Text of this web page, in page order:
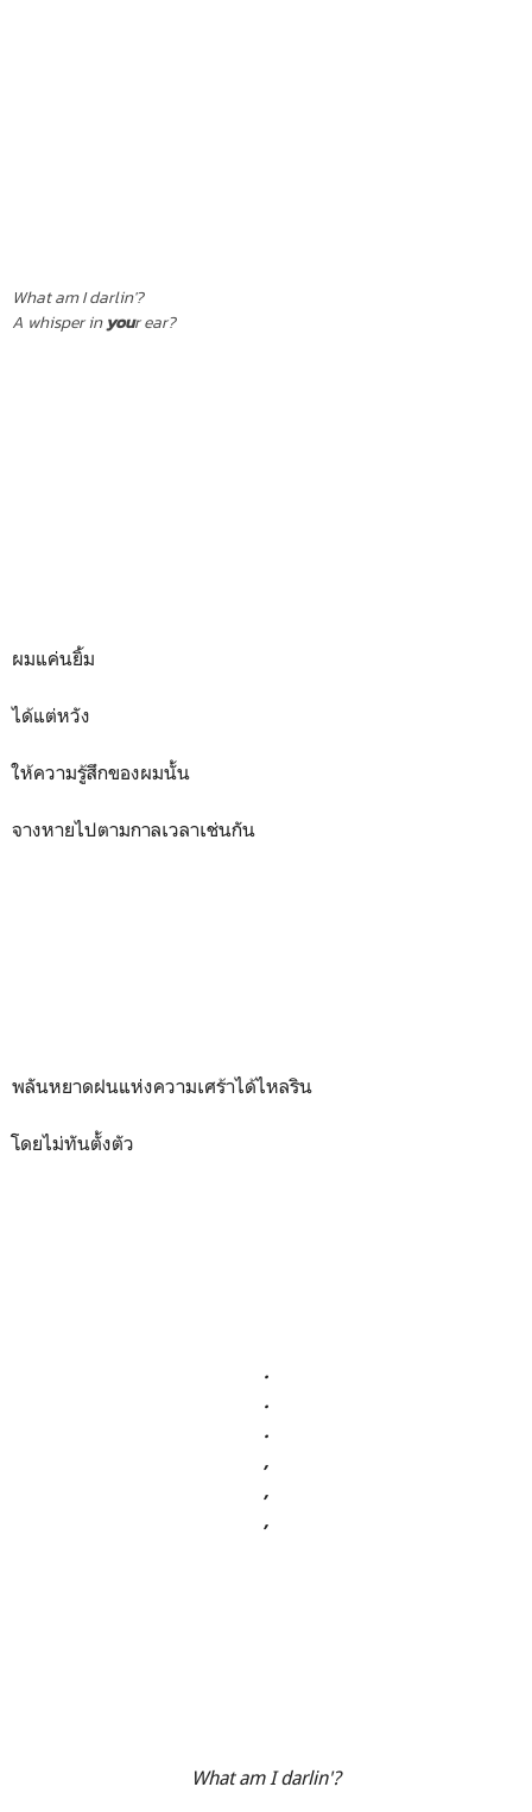
What am I darlin'?
A whisper inyour ear?
ผมแค่นยิ้ม
ได้แต่หวัง
ให้ความรู้สึกของผมนั้น
จางหายไปตามกาลเวลาเช่นกัน
พลันหยาดฝนแห่งความเศร้าได้ไหลริน
โดยไม่ทันตั้งตัว
.
.
.
,
,
,
What am I darlin'?